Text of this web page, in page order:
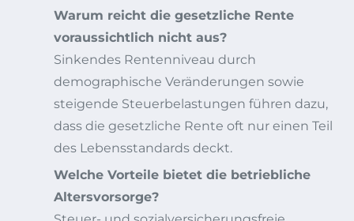
Warum reicht die gesetzliche Rente
voraussichtlich nicht aus?
Sinkendes Rentenniveau durch
demographische Veränderungen sowie
steigende Steuerbelastungen führen dazu,
dass die gesetzliche Rente oft nur einen Teil
des Lebensstandards deckt.
Welche Vorteile bietet die betriebliche
Altersvorsorge?